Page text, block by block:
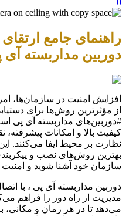
راهنمای جامع
دوربین مداربسته آی
افزایش امنیت در سازمان‌ها،
از مؤثرترین روش‌ها برای
#دوربین‌های مداربسته آی پی
کیفیت بالا و امکانات
نظارت بر محیط ایفا می‌کنند.
بهترین روش‌های نصب و
سازمان خود آشنا شوید و
دوربین مداربسته آی پی ، با
مدیریت از راه دور را فراهم
می‌دهد تا در هر زمان و